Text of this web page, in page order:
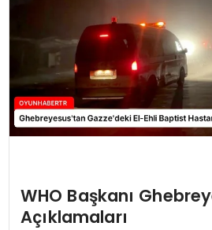
WHO Başkanı
Açıklamaları